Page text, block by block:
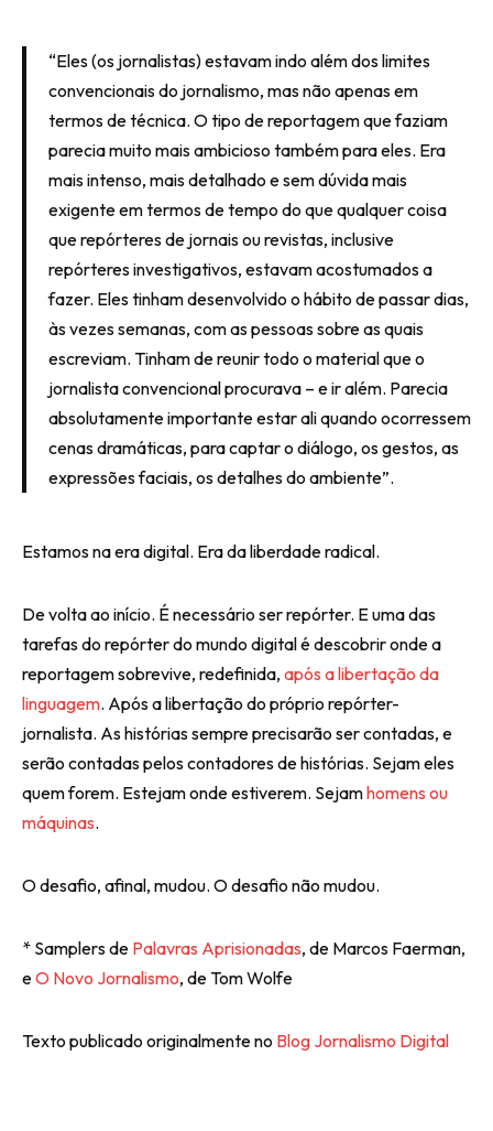
“Eles (os jornalistas) estavam indo além dos limites
convencionais do jornalismo, mas não apenas em
termos de técnica. O tipo de reportagem que faziam
parecia muito mais ambicioso também para eles. Era
mais intenso, mais detalhado e sem dúvida mais
exigente em termos de tempo do que qualquer coisa
que repórteres de jornais ou revistas, inclusive
repórteres investigativos, estavam acostumados a
fazer. Eles tinham desenvolvido o hábito de passar dias,
às vezes semanas, com as pessoas sobre as quais
escreviam. Tinham de reunir todo o material que o
jornalista convencional procurava – e ir além. Parecia
absolutamente importante estar ali quando ocorressem
cenas dramáticas, para captar o diálogo, os gestos, as
expressões faciais, os detalhes do ambiente”.
Estamos na era digital. Era da liberdade radical.
De volta ao início. É necessário ser repórter. E uma das
tarefas do repórter do mundo digital é descobrir onde a
reportagem sobrevive, redefinida, após a libertação da
linguagem. Após a libertação do próprio repórter-
jornalista. As histórias sempre precisarão ser contadas, e
serão contadas pelos contadores de histórias. Sejam eles
quem forem. Estejam onde estiverem. Sejamhomens ou
máquinas.
O desafio, afinal, mudou. O desafio não mudou.
* Samplers de Palavras Aprisionadas, de Marcos Faerman,
eO Novo Jornalismo, de Tom Wolfe
Texto publicado originalmente no Blog Jornalismo Digital